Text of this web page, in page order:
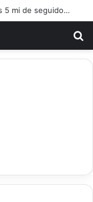
Vitória Souza: jovem pastora perto dos 5 mi de seguidores na web